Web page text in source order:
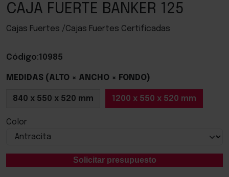
CAJA FUERTE BANKER 125
Cajas Fuertes /Cajas Fuertes Certificadas
Código:10985
MEDIDAS (ALTO × ANCHO × FONDO)
840 x 550 x 520 mm 1200 x 550 x 520 mm
Color
Solicitar presupuesto